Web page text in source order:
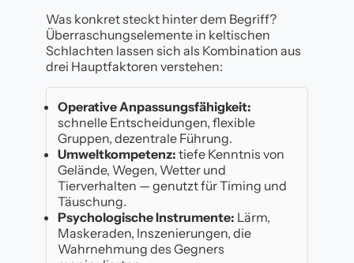
Was konkret steckt hinter dem Begriff?
Überraschungselemente in keltischen
Schlachten lassen sich als Kombination aus
drei Hauptfaktoren verstehen:
Operative Anpassungsfähigkeit:
schnelle Entscheidungen, flexible
Gruppen, dezentrale Führung.
Umweltkompetenz: tiefe Kenntnis von
Gelände, Wegen, Wetter und
Tierverhalten — genutzt für Timing und
Täuschung.
Psychologische Instrumente: Lärm,
Maskeraden, Inszenierungen, die
Wahrnehmung des Gegners